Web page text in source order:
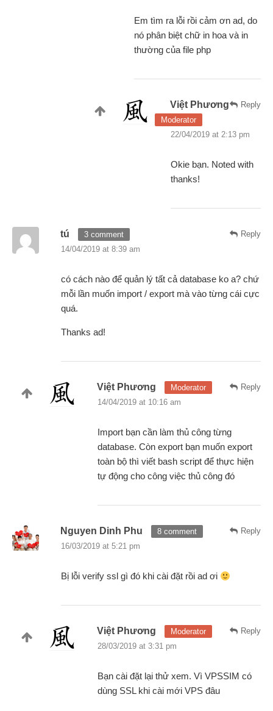
Em tìm ra lỗi rồi cảm ơn ad, do
nó phân biệt chữ in hoa và in
thường của file php
Reply
Việt Phương
Moderator
22/04/2019 at 2:13 pm
Okie bạn. Noted with
thanks!
Reply
tú
3 comment
14/04/2019 at 8:39 am
có cách nào để quản lý tất cả database ko a? chứ
mỗi lần muốn import / export mà vào từng cái cực
quá.
Thanks ad!
Reply
Việt Phương
Moderator
14/04/2019 at 10:16 am
Import bạn cần làm thủ công từng
database. Còn export bạn muốn export
toàn bộ thì viết bash script để thực hiện
tự động cho công việc thủ công đó
Reply
Nguyen Dinh Phu
8 comment
16/03/2019 at 5:21 pm
Bị lỗi verify ssl gì đó khi cài đặt rồi ad ơi
Reply
Việt Phương
Moderator
28/03/2019 at 3:31 pm
Bạn cài đặt lại thử xem. Vì VPSSIM có
dùng SSL khi cài mới VPS đâu